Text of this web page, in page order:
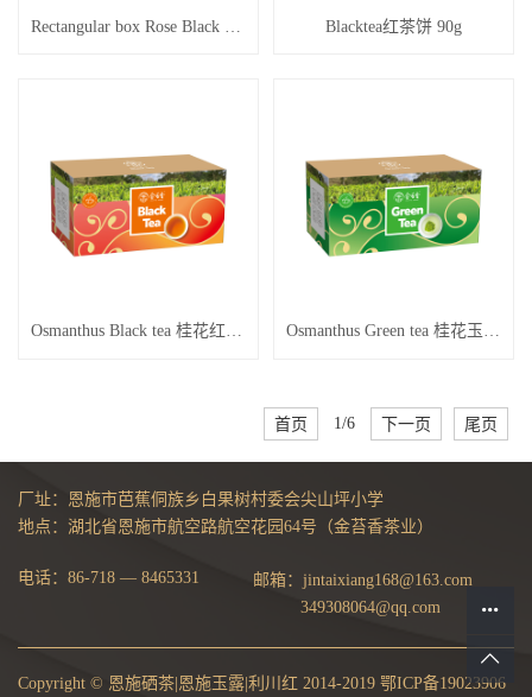
Blacktea红茶饼 90g
Osmanthus Black tea 桂花红茶50g Osmanthus Green tea 桂花玉露50g
首页 1/6 下一页 尾页
厂址：恩施市芭蕉侗族乡白果树村委会尖山坪小学
地点：湖北省恩施市航空路航空花园64号（金苔香茶业）
电话：86-718 — 8465331 邮箱： jintaixiang168@163.com
349308064@qq.com
Copyright © 恩施硒茶|恩施玉露|利川红 2014-2019 鄂ICP备19023906